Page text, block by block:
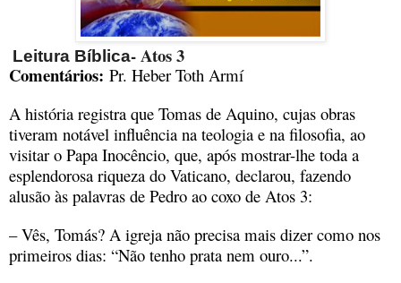
Leitura Bíblica- Atos 3
Comentários: Pr. Heber Toth Armí
A história registra que Tomas de Aquino, cujas obras
tiveram notável influência na teologia e na filosofia, ao
visitar o Papa Inocêncio, que, após mostrar-lhe toda a
esplendorosa riqueza do Vaticano, declarou, fazendo
alusão às palavras de Pedro ao coxo de Atos 3:
– Vês, Tomás? A igreja não precisa mais dizer como nos
primeiros dias: “Não tenho prata nem ouro...”.